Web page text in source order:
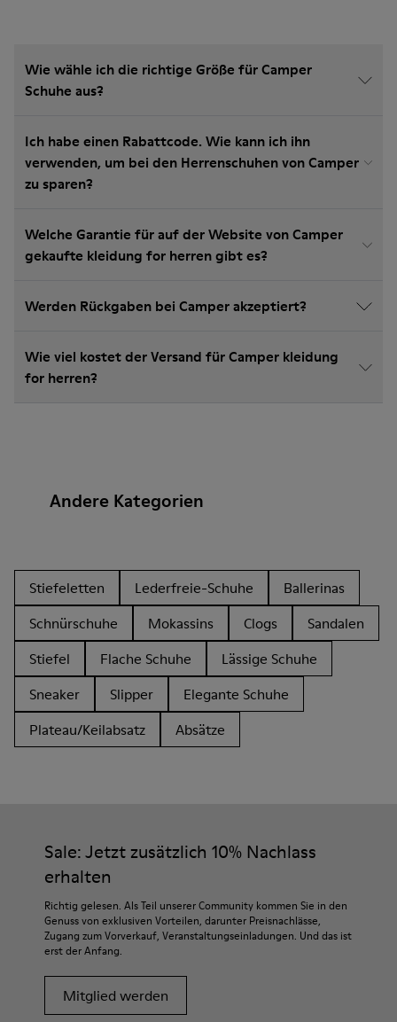
Wie wähle ich die richtige Größe für Camper
Schuhe aus?
Ich habe einen Rabattcode. Wie kann ich ihn
verwenden, um bei den Herrenschuhen von Camper
zu sparen?
Welche Garantie für auf der Website von Camper
gekaufte kleidung for herren gibt es?
Werden Rückgaben bei Camper akzeptiert?
Wie viel kostet der Versand für Camper kleidung
for herren?
Andere Kategorien
Stiefeletten Lederfreie-Schuhe
Ballerinas
Schnürschuhe
Mokassins Clogs
Sandalen
Stiefel
Flache Schuhe
Lässige Schuhe
Sneaker
Slipper
Elegante Schuhe
Plateau/Keilabsatz
Absätze
Sale: Jetzt zusätzlich 10% Nachlass
erhalten
Richtig gelesen. Als Teil unserer Community kommen Sie in den
Genuss von exklusiven Vorteilen, darunter Preisnachlässe,
Zugang zum Vorverkauf, Veranstaltungseinladungen. Und das ist
erst der Anfang.
Mitglied werden